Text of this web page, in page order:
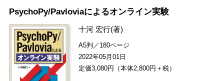
PsychoPy/Pavloviaによるオンライン実験
十河 宏行(著)
A5判／180ページ
2022年05月01日
定価3,080円（本体2,800円＋税）